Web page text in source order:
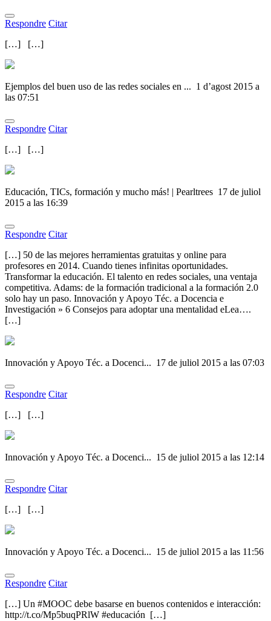
Respondre Citar
[…] […]
Ejemplos del buen uso de las redes sociales en ... 1 d’agost 2015 a
las 07:51
Respondre Citar
[…] […]
Educación, TICs, formación y mucho más! | Pearltrees 17 de juliol
2015 a las 16:39
Respondre Citar
[…] 50 de las mejores herramientas gratuitas y online para
profesores en 2014. Cuando tienes infinitas oportunidades.
Transformar la educación. El talento en redes sociales, una ventaja
competitiva. Adams: de la formación tradicional a la formación 2.0
solo hay un paso. Innovación y Apoyo Téc. a Docencia e
Investigación » 6 Consejos para adoptar una mentalidad eLea….
[…]
Innovación y Apoyo Téc. a Docenci... 17 de juliol 2015 a las 07:03
Respondre Citar
[…] […]
Innovación y Apoyo Téc. a Docenci... 15 de juliol 2015 a las 12:14
Respondre Citar
[…] […]
Innovación y Apoyo Téc. a Docenci... 15 de juliol 2015 a las 11:56
Respondre Citar
[…] Un #MOOC debe basarse en buenos contenidos e interacción:
http://t.co/Mp5buqPRlW #educación […]